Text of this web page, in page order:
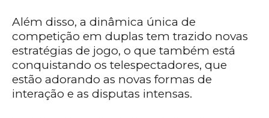
Além disso, a dinâmica única de
competição em duplas tem trazido novas
estratégias de jogo, o que também está
conquistando os telespectadores, que
estão adorando as novas formas de
interação e as disputas intensas.